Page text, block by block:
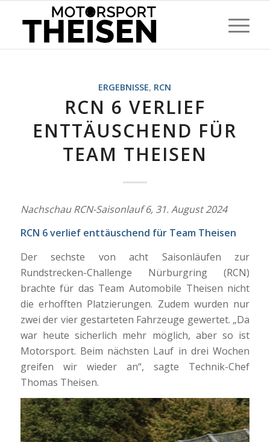
ERGEBNISSE, RCN
RCN 6 VERLIEF
ENTTÄUSCHEND FÜR
TEAM THEISEN
Nachschau RCN-Saisonlauf 6, 31. August 2024
RCN 6 verlief enttäuschend für Team Theisen
Der sechste von acht Saisonläufen zur
Rundstrecken-Challenge Nürburgring (RCN)
brachte für das Team Automobile Theisen nicht
die erhofften Platzierungen. Zudem wurden nur
zwei der vier gestarteten Fahrzeuge gewertet. „Da
war heute sicherlich mehr möglich, aber so ist
Motorsport. Beim nächsten Lauf in drei Wochen
greifen wir wieder an“, sagte Technik-Chef
Thomas Theisen.